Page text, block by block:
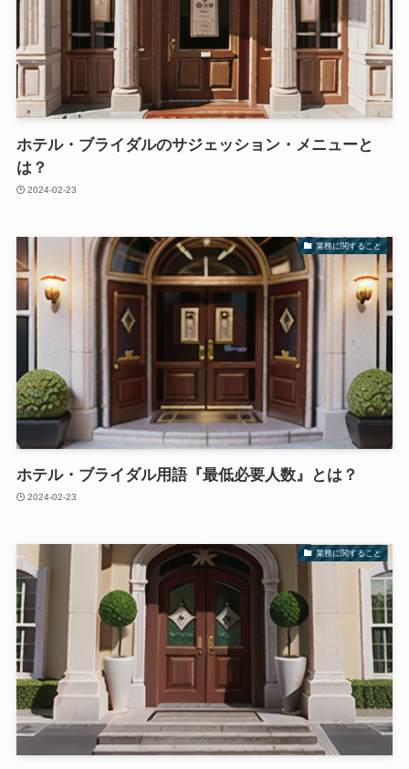
ホテル・ブライダルのサジェッション・メニューと
は？
2024-02-23
業務に関すること
ホテル・ブライダル用語『最低必要人数』とは？
2024-02-23
業務に関すること